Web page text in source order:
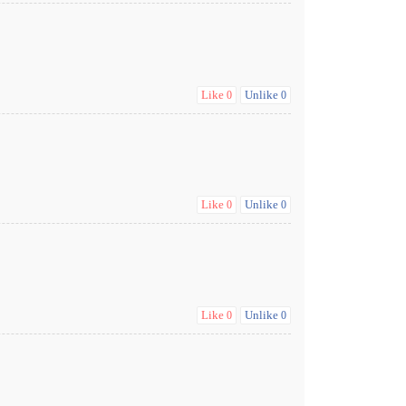
Like 0 Unlike 0
Like 0 Unlike 0
Like 0 Unlike 0